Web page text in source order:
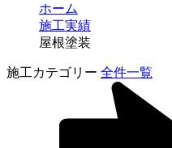
ホーム
施工実績
屋根塗装
施工カテゴリー 全件一覧